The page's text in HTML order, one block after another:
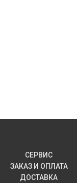
СЕРВИС
ЗАКАЗ И ОПЛАТА
ДОСТАВКА